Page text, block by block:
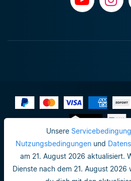
Unsere
Nutzungsbedingungen und
am 21. August 2026 aktualisiert.
Dienste nach dem 21. August
Impressum
Do not sell or share my